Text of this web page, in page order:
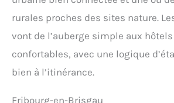
rurales proches des sites nature.
vont de l’auberge simple aux
confortables, avec une logique
bien à l’itinérance.
Fribourg-en-Brisgau